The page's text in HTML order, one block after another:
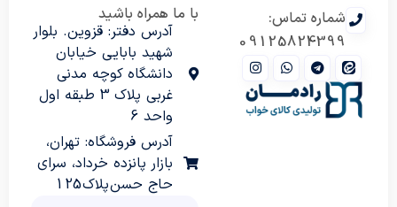
شماره تماس:
09125824399
با ما همراه باشید
آدرس دفتر: قزوین. بلوار
شهید بابایی خیابان
دانشگاه کوچه مدنی
غربی پلاک 3 طبقه اول
واحد 6
آدرس فروشگاه: تهران،
بازار پانزده خرداد، سرای
حاج حسن پلاک 125